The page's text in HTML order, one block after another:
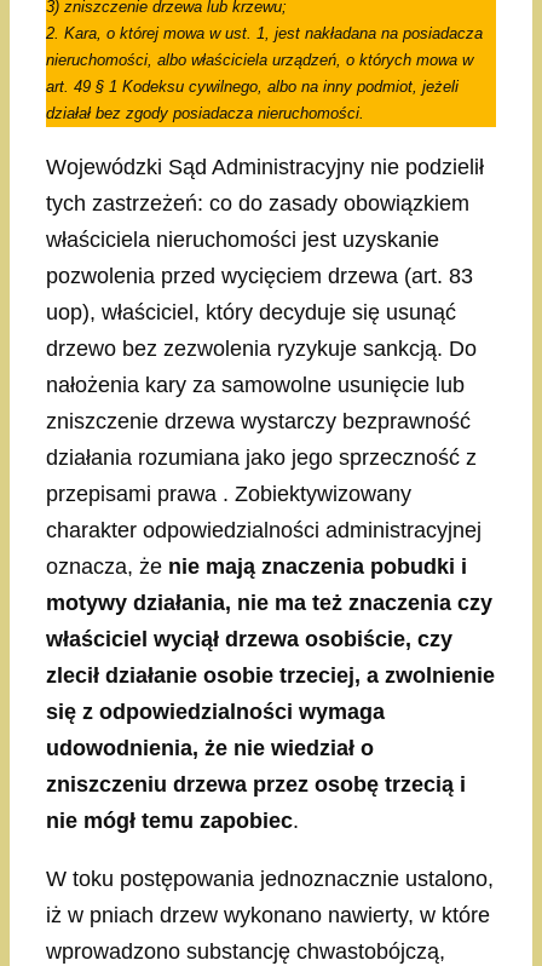
3) zniszczenie drzewa lub krzewu;
2. Kara, o której mowa w ust. 1, jest nakładana na posiadacza
nieruchomości, albo właściciela urządzeń, o których mowa w
art. 49 § 1 Kodeksu cywilnego, albo na inny podmiot, jeżeli
działał bez zgody posiadacza nieruchomości.
Wojewódzki Sąd Administracyjny nie podzielił
tych zastrzeżeń: co do zasady obowiązkiem
właściciela nieruchomości jest uzyskanie
pozwolenia przed wycięciem drzewa (art. 83
uop), właściciel, który decyduje się usunąć
drzewo bez zezwolenia ryzykuje sankcją. Do
nałożenia kary za samowolne usunięcie lub
zniszczenie drzewa wystarczy bezprawność
działania rozumiana jako jego sprzeczność z
przepisami prawa . Zobiektywizowany
charakter odpowiedzialności administracyjnej
oznacza, że nie mają znaczenia pobudki i
motywy działania, nie ma też znaczenia czy
właściciel wyciął drzewa osobiście, czy
zlecił działanie osobie trzeciej, a zwolnienie
się z odpowiedzialności wymaga
udowodnienia, że nie wiedział o
zniszczeniu drzewa przez osobę trzecią i
nie mógł temu zapobiec.
W toku postępowania jednoznacznie ustalono,
iż w pniach drzew wykonano nawierty, w które
wprowadzono substancję chwastobójczą,